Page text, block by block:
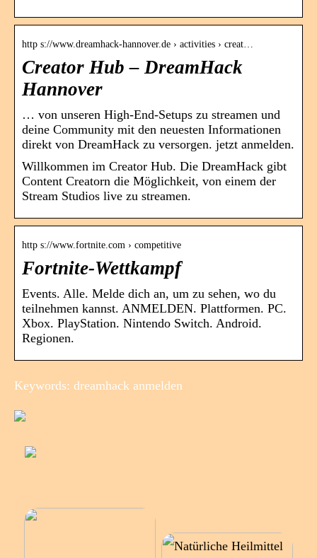
http s://www.dreamhack-hannover.de › activities › creat…
Creator Hub – DreamHack
Hannover
… von unseren High-End-Setups zu streamen und
deine Community mit den neuesten Informationen
direkt von DreamHack zu versorgen. jetzt anmelden.
Willkommen im Creator Hub. Die DreamHack gibt
Content Creatorn die Möglichkeit, von einem der
Stream Studios live zu streamen.
http s://www.fortnite.com › competitive
Fortnite-Wettkampf
Events. Alle. Melde dich an, um zu sehen, wo du
teilnehmen kannst. ANMELDEN. Plattformen. PC.
Xbox. PlayStation. Nintendo Switch. Android.
Regionen.
Keywords: dreamhack anmelden